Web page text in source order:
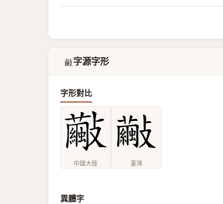
𣀺 字源字形
字形對比
中國大陸 臺灣
異體字